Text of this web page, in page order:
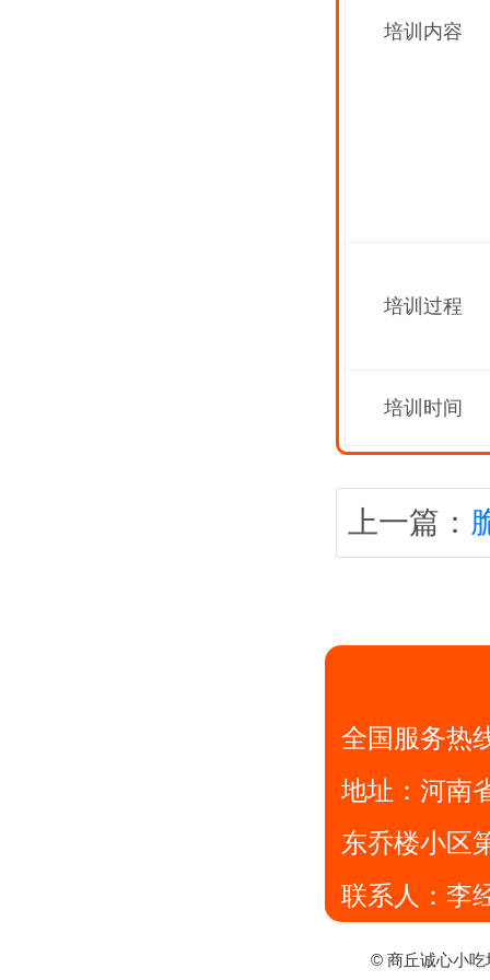
培训内容
培训过程
培训时间
上一篇：
全国服务热
地址： 河南
东乔楼小区
联系人：李
© 商丘诚心小吃